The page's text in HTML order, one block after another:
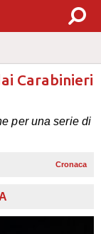
Carabinieri
per una serie di
Cronaca